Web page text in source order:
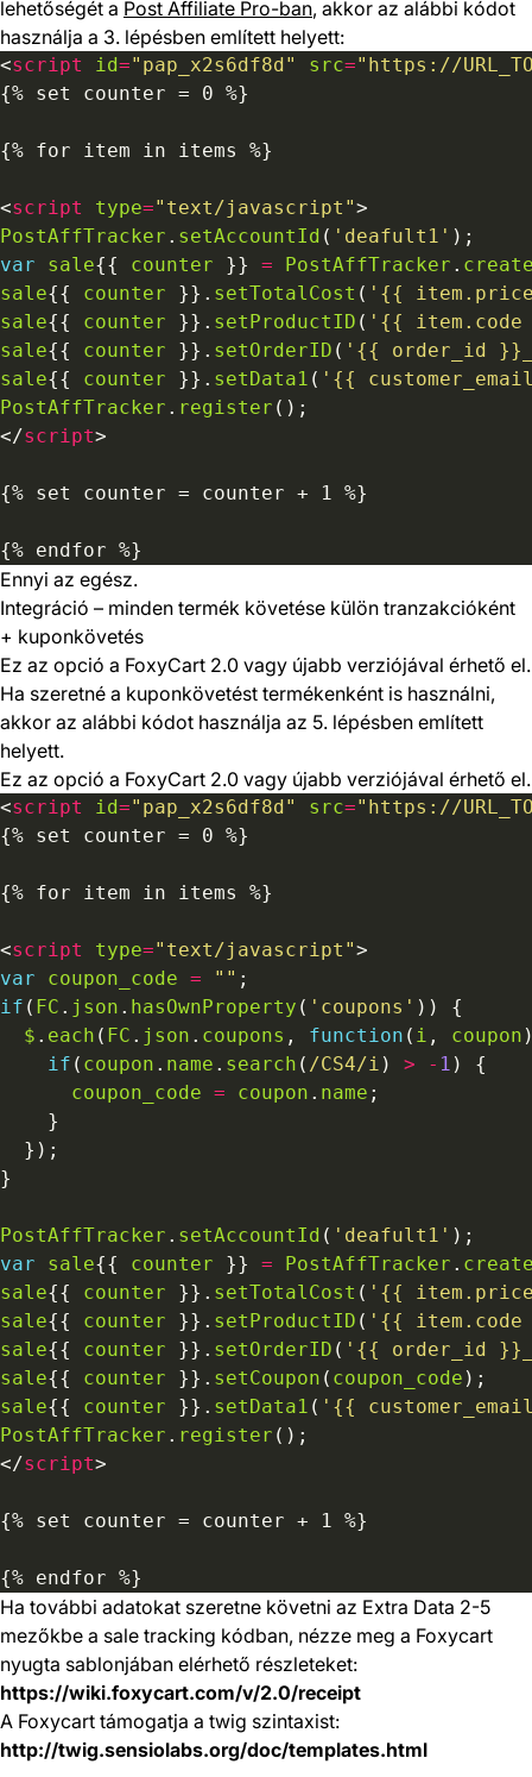
lehetőségét a Post Affiliate Pro-ban, akkor az alábbi kódot
használja a 3. lépésben említett helyett:
<script id="pap_x2s6df8d" src="https://
<script type="text/javascript"
PostAffTracker . setAccountId ( 'deafult1'
var
sale{{ counter }} = PostAffTracker .
sale{{ counter }}. setTotalCost ( '{{
sale{{ counter }}. setProductID ( '{{
sale{{ counter }}. setOrderID ( '{{ order_id
sale{{ counter }}. setData1 ( '{{
PostAffTracker . register
</script
Ennyi az egész.
Integráció – minden termék követése külön tranzakcióként
+ kuponkövetés
Ez az opció a FoxyCart 2.0 vagy újabb verziójával érhető el.
Ha szeretné a kuponkövetést termékenként is használni,
akkor az alábbi kódot használja az 5. lépésben említett
helyett.
Ez az opció a FoxyCart 2.0 vagy újabb verziójával érhető el.
<script id="pap_x2s6df8d" src="https://
<script type="text/javascript"
var
coupon_code = ""
if ( FC . json . hasOwnProperty ( 'coupons'
$ . each ( FC . json . coupons , function ( i , coupon
if ( coupon . name . search ( /CS4/i ) > - 1
coupon_code = coupon . name
PostAffTracker . setAccountId ( 'deafult1'
var
sale{{ counter }} = PostAffTracker .
sale{{ counter }}. setTotalCost ( '{{
sale{{ counter }}. setProductID ( '{{
sale{{ counter }}. setOrderID ( '{{ order_id
sale{{ counter }}. setCoupon ( coupon_code
sale{{ counter }}. setData1 ( '{{
PostAffTracker . register
</script
Ha további adatokat szeretne követni az Extra Data 2-5
mezőkbe a sale tracking kódban, nézze meg a Foxycart
nyugta sablonjában elérhető részleteket:
https://wiki.foxycart.com/v/2.0/receipt
A Foxycart támogatja a twig szintaxist:
http://twig.sensiolabs.org/doc/templates.html